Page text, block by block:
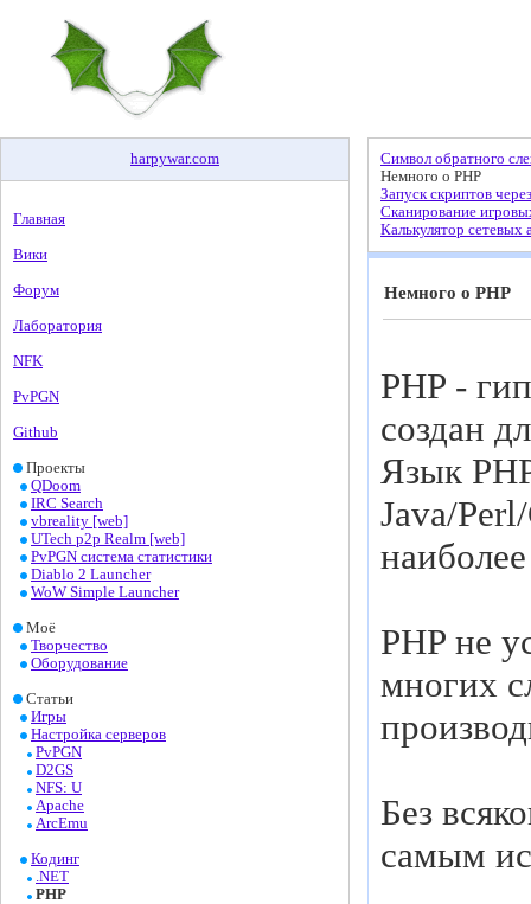
harpywar.com
Главная
Вики
Форум
Лаборатория
NFK
PvPGN
Github
Проекты
QDoom
IRC Search
vbreality [web]
UTech p2p Realm [web]
PvPGN система статистики
Diablo 2 Launcher
WoW Simple Launcher
Моё
Творчество
Оборудование
Статьи
Игры
Настройка серверов
PvPGN
D2GS
NFS: U
Apache
ArcEmu
Кодинг
.NET
PHP
Символ обратного
Немного о PHP
Запуск скриптов
Сканирование
Калькулятор сетевых
Немного о PHP
PHP -
создан
Язык
Java/
PHP не
многих
Без
самым